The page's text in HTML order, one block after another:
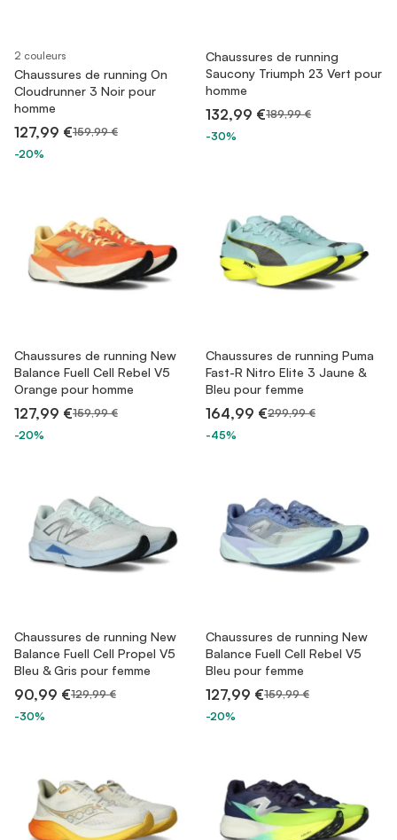
2 couleurs
Chaussures de running On
Cloudrunner 3 Noir pour
homme
127,99 €159,99 €
-20%
Chaussures de running
Saucony Triumph 23 Vert pour
homme
132,99 €189,99 €
-30%
Chaussures de running New
Balance Fuell Cell Rebel V5
Orange pour homme
127,99 €159,99 €
-20%
Chaussures de running Puma
Fast-R Nitro Elite 3 Jaune &
Bleu pour femme
164,99 €299,99 €
-45%
Chaussures de running New
Balance Fuell Cell Propel V5
Bleu & Gris pour femme
90,99 €129,99 €
-30%
Chaussures de running New
Balance Fuell Cell Rebel V5
Bleu pour femme
127,99 €159,99 €
-20%